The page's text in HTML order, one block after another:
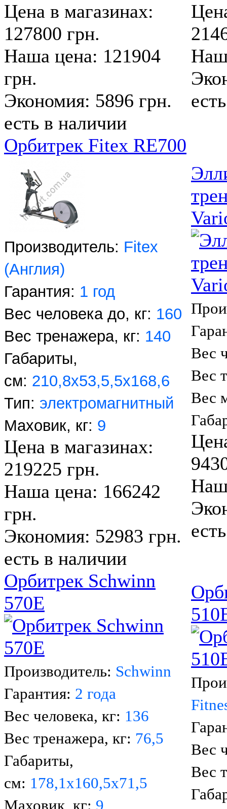
Цена в магазинах:
127800 грн.
Наша цена: 121904
грн.
Экономия: 5896 грн.
есть в наличии
Орбитрек Fitex RE700
Производитель: Fitex
(Англия)
Гарантия: 1 год
Вес человека до, кг: 160
Вес тренажера, кг: 140
Габариты,
см: 210,8х53,5,5х168,6
Тип: электромагнитный
Маховик, кг: 9
Цена в магазинах:
219225 грн.
Наша цена: 166242
грн.
Экономия: 52983 грн.
есть в наличии
Вес
Вес
Вес
Орбитрек Schwinn
570E
Производитель: Schwinn
Гарантия: 2 года
Вес человека, кг: 136
Вес тренажера, кг: 76,5
Габариты,
см: 178,1х160,5х71,5
Вес
Вес